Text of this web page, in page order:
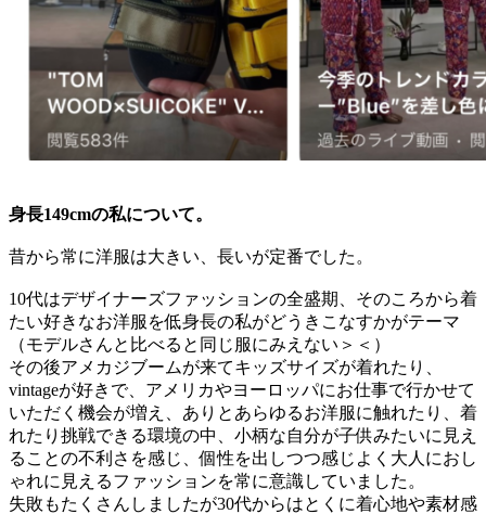
身長149cmの私について。
昔から常に洋服は大きい、長いが定番でした。
10代はデザイナーズファッションの全盛期、そのころから着
たい好きなお洋服を低身長の私がどうきこなすかがテーマ
（モデルさんと比べると同じ服にみえない＞＜）
その後アメカジブームが来てキッズサイズが着れたり、
vintageが好きで、アメリカやヨーロッパにお仕事で行かせて
いただく機会が増え、ありとあらゆるお洋服に触れたり、着
れたり挑戦できる環境の中、小柄な自分が子供みたいに見え
ることの不利さを感じ、個性を出しつつ感じよく大人におし
ゃれに見えるファッションを常に意識していました。
失敗もたくさんしましたが30代からはとくに着心地や素材感